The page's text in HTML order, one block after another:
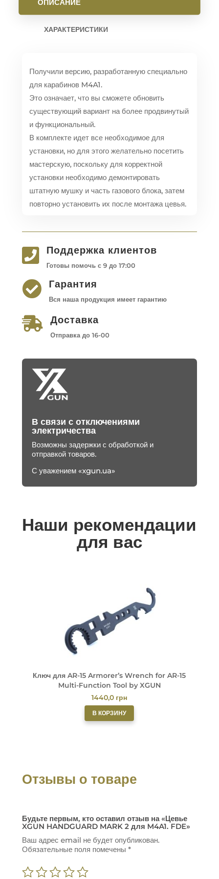
ОПИСАНИЕ
ХАРАКТЕРИСТИКИ
Получили версию, разработанную специально
для карабинов M4A1.
Это означает, что вы сможете обновить
существующий вариант на более продвинутый
и функциональный.
В комплекте идет все необходимое для
установки, но для этого желательно посетить
мастерскую, поскольку для корректной
установки необходимо демонтировать
штатную мушку и часть газового блока, затем
повторно установить их после монтажа цевья.
 Поддержка клиентов
Готовы помочь с 9 до 17:00
 Гарантия
Вся наша продукция имеет гарантию
 Доставка
Отправка до 16-00
В связи с отключениями
электричества
Возможны задержки с обработкой и
отправкой товаров.
С уважением «xgun.ua»
Наши рекомендации
для вас
Ключ для AR-15 Armorer’s Wrench for AR-15
Multi-Function Tool by XGUN
1440,0 грн
В КОРЗИНУ
Отзывы о товаре
Будьте первым, кто оставил отзыв на «Цевье
XGUN HANDGUARD MARK 2 для M4A1. FDE»
Ваш адрес email не будет опубликован.
Обязательные поля помечены *